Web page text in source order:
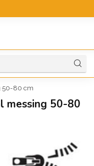
50-80 cm
messing 50-80